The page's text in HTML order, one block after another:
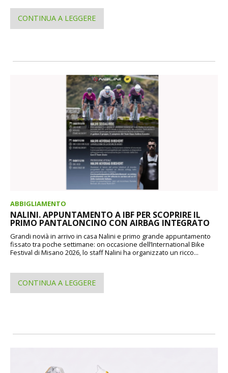
CONTINUA A LEGGERE
ABBIGLIAMENTO
NALINI. APPUNTAMENTO A IBF PER SCOPRIRE IL
PRIMO PANTALONCINO CON AIRBAG INTEGRATO
Grandi novià in arrivo in casa Nalini e primo grande appuntamento
fissato tra poche settimane: on occasione dell’International Bike
Festival di Misano 2026, lo staff Nalini ha organizzato un ricco...
CONTINUA A LEGGERE